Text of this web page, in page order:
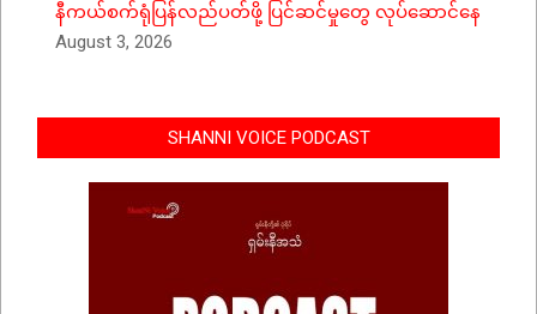
နီကယ်စက်ရုံပြန်လည်ပတ်ဖို့ ပြင်ဆင်မှုတွေ လုပ်ဆောင်နေ
August 3, 2026
SHANNI VOICE PODCAST